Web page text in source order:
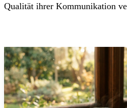
Qualität ihrer Kommunikation